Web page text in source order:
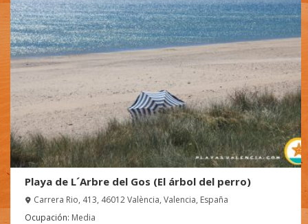
Playa de L´Arbre del Gos (El árbol del perro)
Carrera Rio, 413, 46012 València, Valencia, España
Ocupación: Media